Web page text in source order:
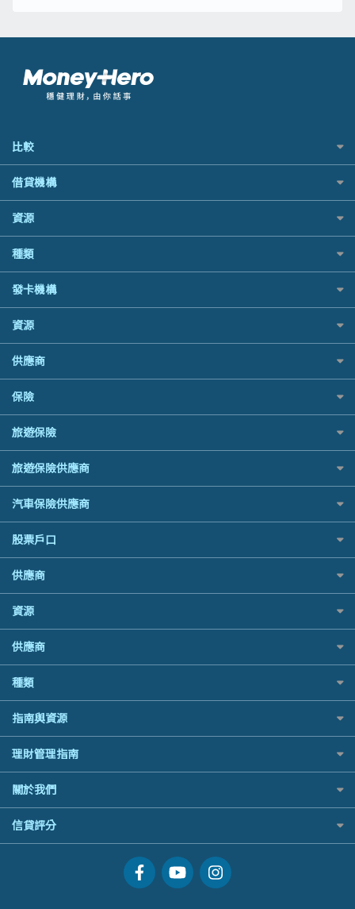
比較
私人貸款比較
稅季/稅務貸款
網上貸款
結餘轉戶(清卡數貸款)
銀行貸款
財務公司貸款
免TU貸款
急借錢
業主貸款
汽車貸款
緊急貸款比較
最佳小額貸款比較
24小時貸款
最佳循環貸款
借貸機構
BEA 東亞銀行
BOC 中國銀行
Cashing Pro 優尚信貸
CCB(Asia) 中國建設銀行 (亞洲)
Citibank 花旗銀行
CNCBI 信銀國際
DBS 星展銀行
DSB 大新銀行
Fubon 富邦銀行
HK Finance 香港信貸
HSBC 滙豐銀行貸款
K Cash 貸款
National Resources 中潤物業按揭
OCBC 華僑銀行
PrimeCredit 安信信貸
Rabbit Credit月兔信貸
Standard Chartered 渣打銀行
UA 亞洲聯合財務
WeLab Bank
WeLend 貸款
X Wallet 貸款
ZA Bank
資源
如何申請個人貸款
如何管理個人貸款
個人貸款有用資訊
清卡數貸款教學
循環貸款教學
個人化貸款產品推介 🔥全新
供樓利息扣稅
最佳貸款app
種類
網購優惠
精選外幣網購信用卡
尊尚信用卡
公司信用卡
電子錢包信用卡
日本遊信用卡攻略
台灣遊信用卡攻略
機場貴賓室信用卡
Visa信用卡
萬事達卡
銀聯信用卡
高獎賞信用卡推薦
發卡機構
Citibank花旗銀行
AE美國運通
DBS星展銀行
HSBC滙豐銀行
Mox
信銀國際
恒生銀行
Standard Chartered渣打銀行
安信EarnMORE
AEON
東亞銀行
SIM
資源
Black Friday優惠
淘寶付款方式
一田購物優惠日
SOGO感謝祭
HKTVmall優惠碼
交稅優惠
機票優惠碼
供應商
八達通自動增值信用卡
保險
旅遊保險
汽車保險
家居保險
家傭保險
寵物保險
定期人壽保險
年金資訊
樓宇火險
旅遊保險
日本旅遊保險及資訊
泰國旅遊保險及資訊
台灣旅遊保險及資訊
韓國旅遊保險及資訊
歐洲旅遊保險及資訊
越南旅遊保險及資訊
長者嘆世界
家庭親子遊
全年周圍飛
手機邊份好
自駕遊比較
相機有得保
最佳滑雪旅遊保險
最適合BB的旅遊保險
旅遊保險供應商
AXA 安盛
AIG 美亞
Allianz 安聯
Allied World 世聯
Avo
中國銀行
Blue Cross 藍十字
中國平安
大新銀行
Generali 忠意
HSBC滙豐銀行
MSIG 三井住友
QBE 昆士蘭
Starr
Zurich 蘇黎世
汽車保險供應商
大新汽車保險
中銀汽車保險
Allianz安聯汽車保險
bolttech保障汽車保險
Zurich蘇黎世汽車保險
QBE昆士蘭汽車保險
股票戶口
富途證券
IB盈透證券
老虎證券
uSMART 盈立證券
華盛証券
長橋證券
漲樂全球通｜華泰國際
OSL
StashAway
Syfe
供應商
富途牛牛好唔好？
Webull微牛證券好唔好？
Longbridge長橋證券好唔好？
老虎證券好唔好？
華盛証券好唔好？
漲樂全球通好唔好？
盈立證券 uSMART 好唔好？
Stashaway好唔好？
Hashkey好唔好？
Syfe好唔好？
資源
股票戶口開戶
證券行邊間好？
港股5隻高息ETF精選
什麼是ETF？
香港30大高息股排行
黃金ETF懶人包
選股策略：五步調查攻略
供應商
銀行戶口比較
尊尚銀行戶口
Citi Plus
中信銀行inMotion
Airwallex銀行
種類
定期存款
港元定存
人民幣定存
美元定存
英鎊定存
澳元定存
指南與資源
理財資訊
識慳識賺
債務管理
投資理財
置業安居
理財管理指南
常用相關詞彙
MoneyHero電子報
所有合作銀行或機構
關於我們
服務承諾
網上支援
信貸評分